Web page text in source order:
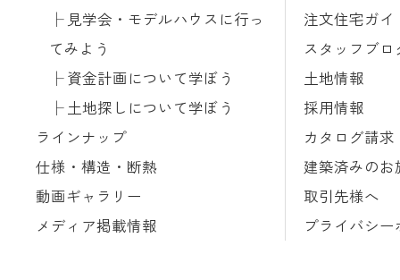
見学会・モデルハウスに行っ
てみよう
資金計画について学ぼう
土地探しについて学ぼう
ラインナップ
仕様・構造・断熱
動画ギャラリー
メディア掲載情報
注文住宅ガイ
スタッフブロ
土地情報
採用情報
カタログ請求
建築済みのお
取引先様へ
プライバシー